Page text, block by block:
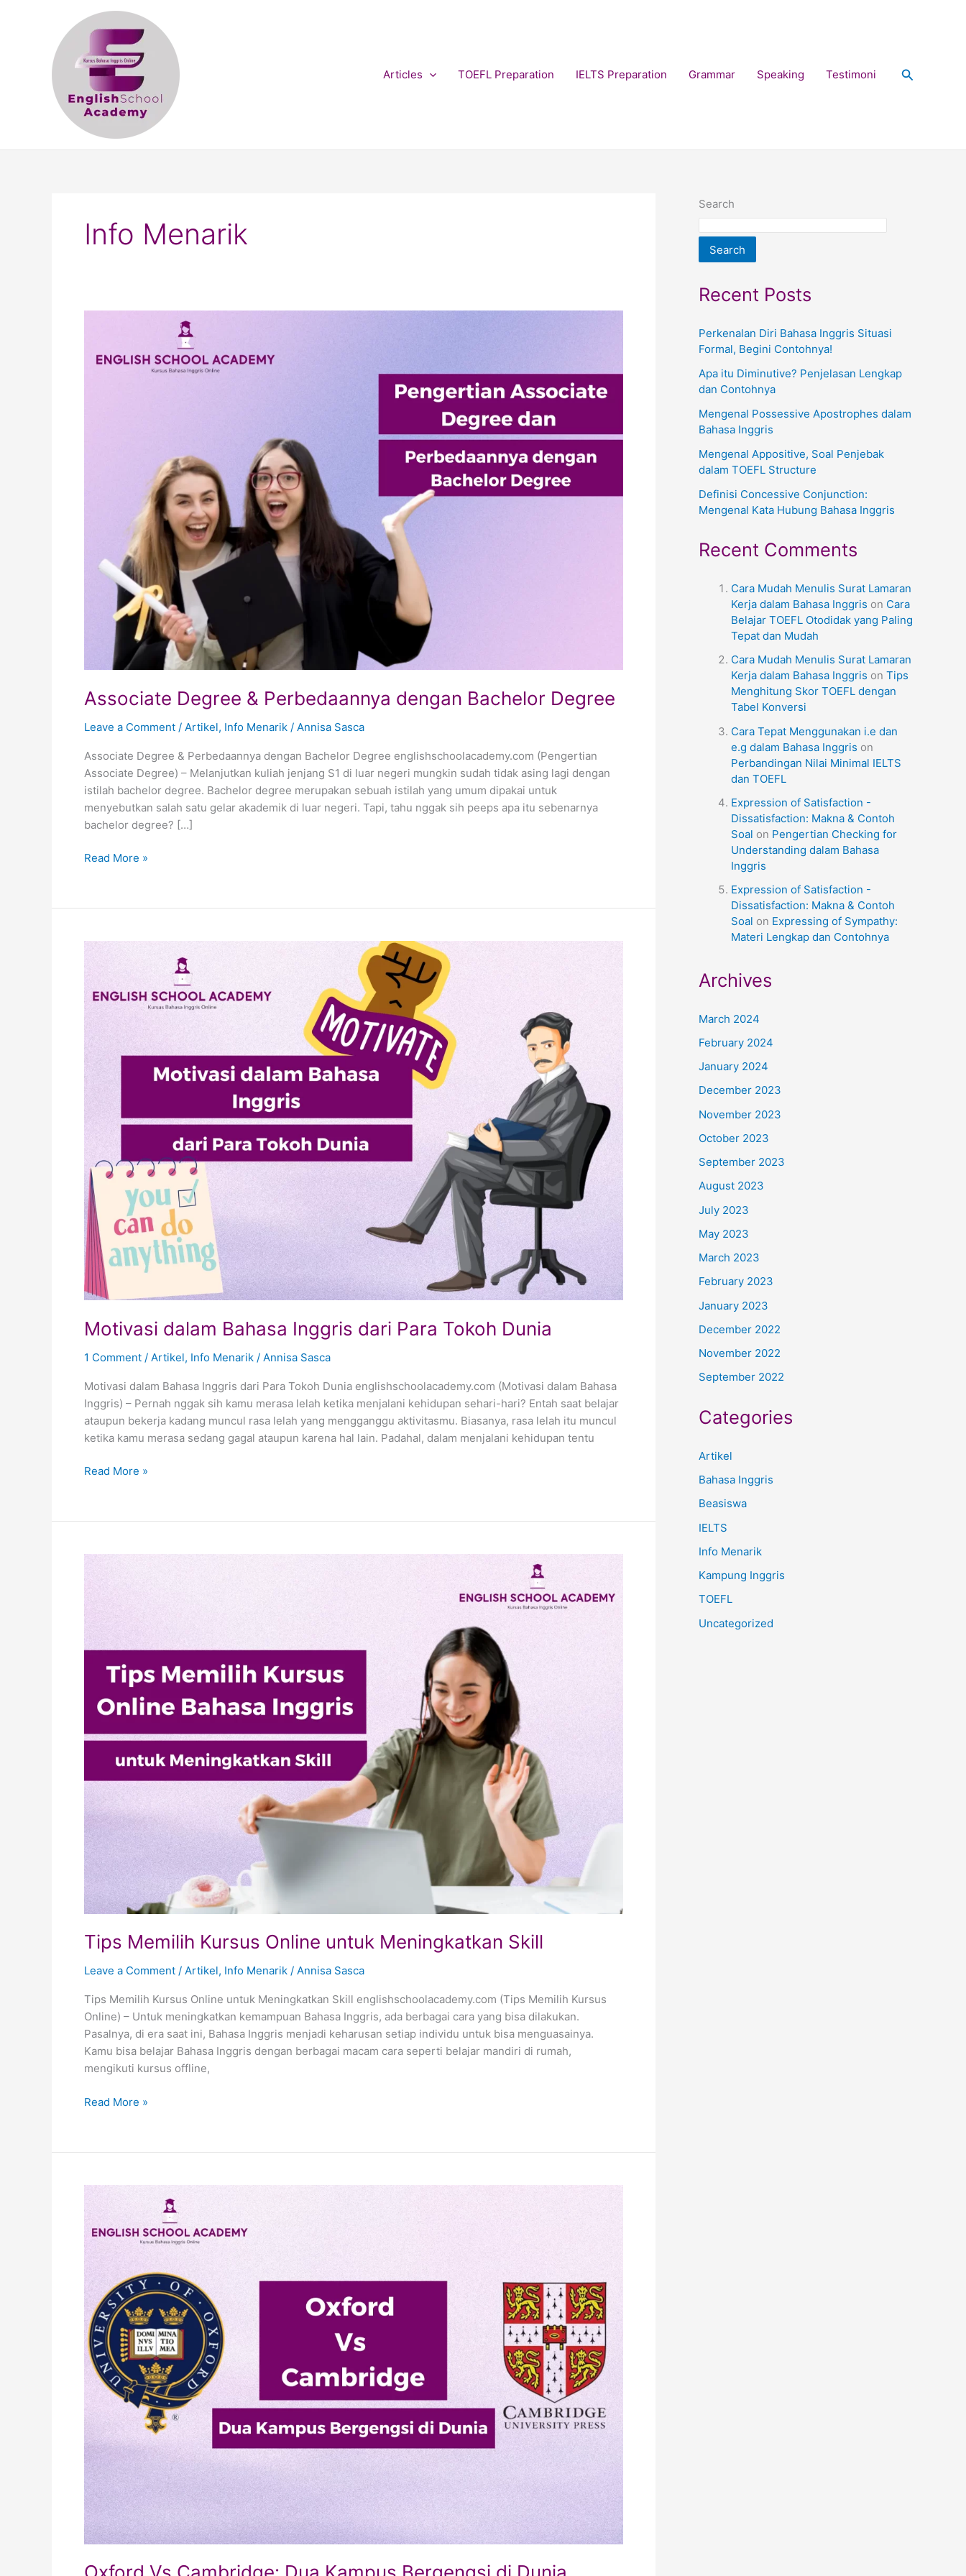
Articles TOEFL Preparation IELTS Preparation Grammar Speaking Testimoni Search
Info Menarik
Associate Degree & Perbedaannya dengan Bachelor Degree
Leave a Comment / Artikel, Info Menarik / Annisa Sasca
Associate Degree & Perbedaannya dengan Bachelor Degree englishschoolacademy.com (Pengertian
Associate Degree) – Melanjutkan kuliah jenjang S1 di luar negeri mungkin sudah tidak asing lagi dengan
istilah bachelor degree. Bachelor degree merupakan sebuah istilah yang umum dipakai untuk
menyebutkan salah satu gelar akademik di luar negeri. Tapi, tahu nggak sih peeps apa itu sebenarnya
bachelor degree? […]
Perbedaannya
Read More »
Motivasi dalam Bahasa Inggris dari Para Tokoh Dunia
1 Comment / Artikel, Info Menarik / Annisa Sasca
Motivasi dalam Bahasa Inggris dari Para Tokoh Dunia englishschoolacademy.com (Motivasi dalam Bahasa
Inggris) – Pernah nggak sih kamu merasa lelah ketika menjalani kehidupan sehari-hari? Entah saat belajar
ataupun bekerja kadang muncul rasa lelah yang mengganggu aktivitasmu. Biasanya, rasa lelah itu muncul
ketika kamu merasa sedang gagal ataupun karena hal lain. Padahal, dalam menjalani kehidupan tentu
Bahasa
Inggris
Para
Tokoh
Dunia
Read More »
Tips Memilih Kursus Online untuk Meningkatkan Skill
Leave a Comment / Artikel, Info Menarik / Annisa Sasca
Tips Memilih Kursus Online untuk Meningkatkan Skill englishschoolacademy.com (Tips Memilih Kursus
Online) – Untuk meningkatkan kemampuan Bahasa Inggris, ada berbagai cara yang bisa dilakukan.
Pasalnya, di era saat ini, Bahasa Inggris menjadi keharusan setiap individu untuk bisa menguasainya.
Kamu bisa belajar Bahasa Inggris dengan berbagai macam cara seperti belajar mandiri di rumah,
mengikuti kursus offline,
Kursus
Online
untuk
Meningkatkan
Read More »
Vs
Cambridge:
Dua
Kampus
Bergengsi
di
Dunia
Search
Search
Recent Posts
Perkenalan Diri Bahasa Inggris Situasi
Formal, Begini Contohnya!
Apa itu Diminutive? Penjelasan Lengkap
dan Contohnya
Mengenal Possessive Apostrophes dalam
Bahasa Inggris
Mengenal Appositive, Soal Penjebak
dalam TOEFL Structure
Definisi Concessive Conjunction:
Mengenal Kata Hubung Bahasa Inggris
Recent Comments
Cara Mudah Menulis Surat Lamaran
Kerja dalam Bahasa Inggris on Cara
Belajar TOEFL Otodidak yang Paling
Tepat dan Mudah
Cara Mudah Menulis Surat Lamaran
Kerja dalam Bahasa Inggris on Tips
Menghitung Skor TOEFL dengan
Tabel Konversi
Cara Tepat Menggunakan i.e dan
e.g dalam Bahasa Inggris on
Perbandingan Nilai Minimal IELTS
dan TOEFL
Expression of Satisfaction -
Dissatisfaction: Makna & Contoh
Soal on Pengertian Checking for
Understanding dalam Bahasa
Inggris
Expression of Satisfaction -
Dissatisfaction: Makna & Contoh
Soal on Expressing of Sympathy:
Materi Lengkap dan Contohnya
Archives
March 2024
February 2024
January 2024
December 2023
November 2023
October 2023
September 2023
August 2023
July 2023
May 2023
March 2023
February 2023
January 2023
December 2022
November 2022
September 2022
Categories
Artikel
Bahasa Inggris
Beasiswa
IELTS
Info Menarik
Kampung Inggris
TOEFL
Uncategorized